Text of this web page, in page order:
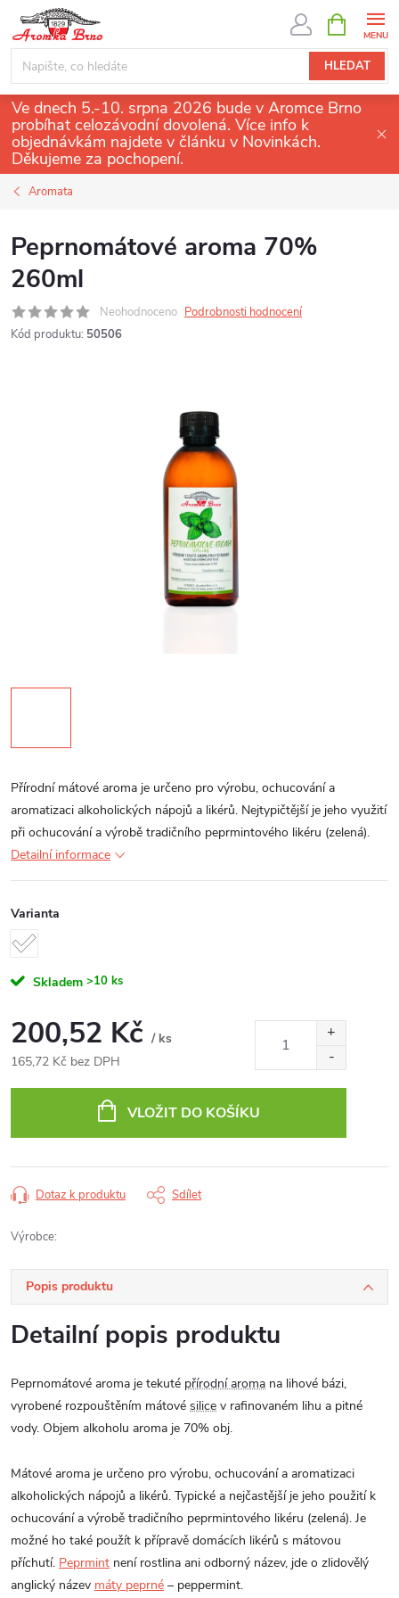
obsah
HLEDAT
NÁKUPNÍ
KOŠÍK
Ve dnech 5.-10. srpna 2026 bude v Aromce Brno
probíhat celozávodní dovolená. Více info k
objednávkám najdete v článku v Novinkách.
Děkujeme za pochopení.
Aromata
Peprnomátové aroma 70%
260ml
Neohodnoceno Podrobnosti hodnocení
Kód produktu: 50506
Přírodní mátové aroma je určeno pro výrobu, ochucování a
aromatizaci alkoholických nápojů a likérů. Nejtypičtější je jeho využití
při ochucování a výrobě tradičního peprmintového likéru (zelená).
Detailní informace
Varianta
Skladem >10 ks
200,52 Kč / ks
165,72 Kč bez DPH
VLOŽIT DO KOŠÍKU
Dotaz k produktu Sdílet
Výrobce:
Popis produktu
Detailní popis produktu
Peprnomátové aroma je tekuté přírodní aroma na lihové bázi,
vyrobené rozpouštěním mátové silice v rafinovaném lihu a pitné
vody. Objem alkoholu aroma je 70% obj.
Mátové aroma je určeno pro výrobu, ochucování a aromatizaci
alkoholických nápojů a likérů. Typické a nejčastější je jeho použití k
ochucování a výrobě tradičního peprmintového likéru (zelená). Je
možné ho také použít k přípravě domácích likérů s mátovou
příchutí. Peprmint není rostlina ani odborný název, jde o zlidovělý
anglický název máty peprné – peppermint.